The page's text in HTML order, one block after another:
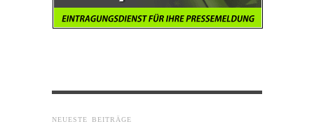
NEUESTE BEITRÄGE